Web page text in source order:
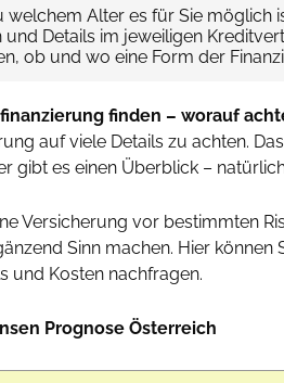
welchem Alter es für Sie möglich
und Details im jeweiligen
ob und wo eine Form der
finden – worauf
auf viele Details zu achten.
gibt es einen Überblick –
Versicherung vor bestimmten
Sinn machen. Hier
und Kosten nachfragen.
Prognose Österreich